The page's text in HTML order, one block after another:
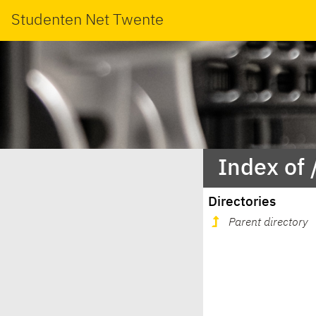
Studenten Net Twente
Index of
Directories
Parent directory